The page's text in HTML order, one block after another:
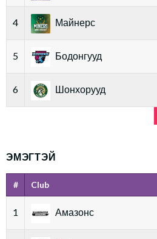
4 Майнерс
5 Бодонгууд
6 Шонхорууд
ЭМЭГТЭЙ
# Club
1 Амазонс